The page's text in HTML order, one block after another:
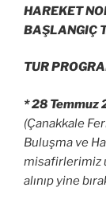
HAREKET
BAŞLANGIÇ
TUR
* 28 Temmuz
(Çanakkale
Buluşma ve
misafirlerimiz
alınıp yine